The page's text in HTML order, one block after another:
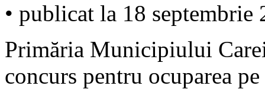
• publicat la 18 septembrie
Primăria Municipiului
concurs pentru ocuparea